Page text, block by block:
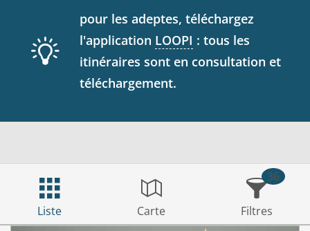
pour les adeptes, téléchargez
l'application LOOPI : tous les
itinéraires sont en consultation et
téléchargement.
Liste Carte Filtres
36